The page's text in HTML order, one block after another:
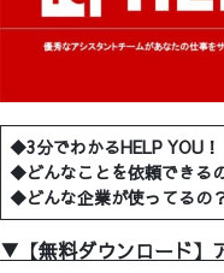
◆3分でわかるHELP YOU！
◆どんなことを依頼できる
◆どんな企業が使ってるの
▼【無料ダウンロード】